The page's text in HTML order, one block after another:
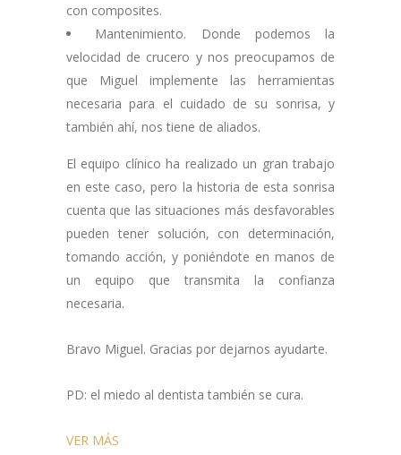
con composites.
Mantenimiento. Donde podemos la
velocidad de crucero y nos preocupamos de
que Miguel implemente las herramientas
necesaria para el cuidado de su sonrisa, y
también ahí, nos tiene de aliados.
El equipo clínico ha realizado un gran trabajo
en este caso, pero la historia de esta sonrisa
cuenta que las situaciones más desfavorables
pueden tener solución, con determinación,
tomando acción, y poniéndote en manos de
un equipo que transmita la confianza
necesaria.
Bravo Miguel. Gracias por dejarnos ayudarte.
PD: el miedo al dentista también se cura.
VER MÁS